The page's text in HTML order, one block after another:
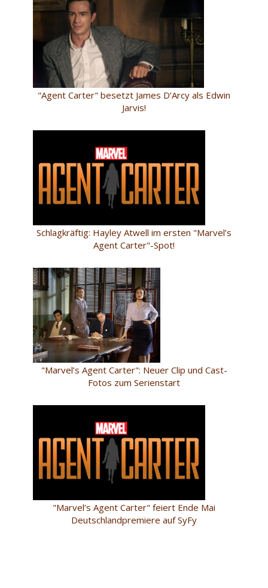
"Agent Carter" besetzt James D’Arcy als Edwin
Jarvis!
Schlagkräftig: Hayley Atwell im ersten "Marvel’s
Agent Carter"-Spot!
"Marvel’s Agent Carter": Neuer Clip und Cast-
Fotos zum Serienstart
"Marvel’s Agent Carter" feiert Ende Mai
Deutschlandpremiere auf SyFy